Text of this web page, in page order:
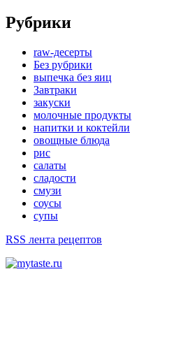
Рубрики
raw-десерты
Без рубрики
выпечка без яиц
Завтраки
закуски
молочные продукты
напитки и коктейли
овощные блюда
рис
салаты
сладости
смузи
соусы
супы
RSS лента рецептов